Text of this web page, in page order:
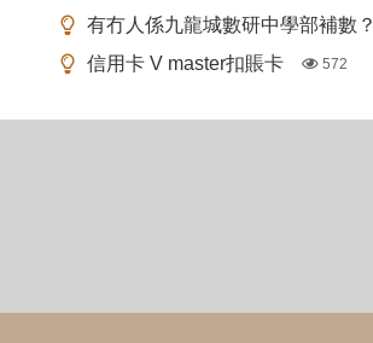
有冇人係九龍城數研中學部補數？
信用卡 V master扣賬卡 572